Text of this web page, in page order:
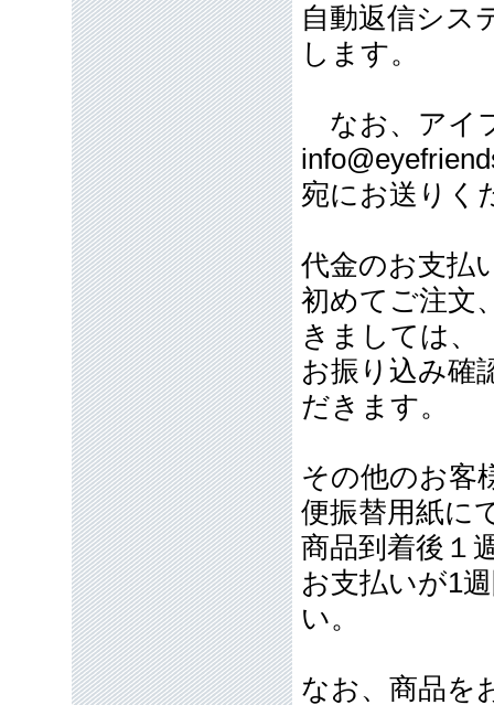
自動返信シス
します。
なお、アイ
宛にお送りく
代金のお支払
初めてご注文
きましては、
お振り込み確
だきます。
その他のお客
便振替用紙に
商品到着後１
お支払いが1
い。
なお、商品を